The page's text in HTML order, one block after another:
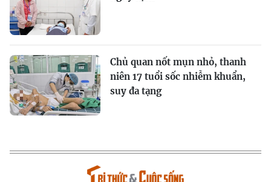
Chủ quan nốt mụn nhỏ, thanh
niên 17 tuổi sốc nhiễm khuẩn,
suy đa tạng